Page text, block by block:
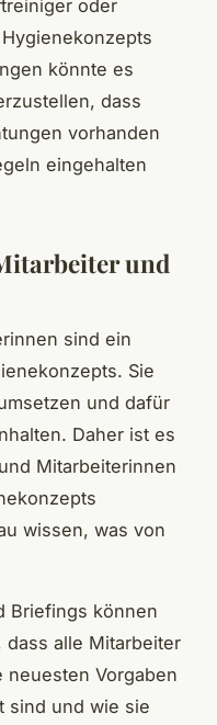
oder
könnte es
dass
vorhanden
eingehalten
und
sind ein
Sie
und dafür
Daher ist es
Mitarbeiterinnen
wissen, was von
Briefings können
alle Mitarbeiter
Vorgaben
sind und wie sie